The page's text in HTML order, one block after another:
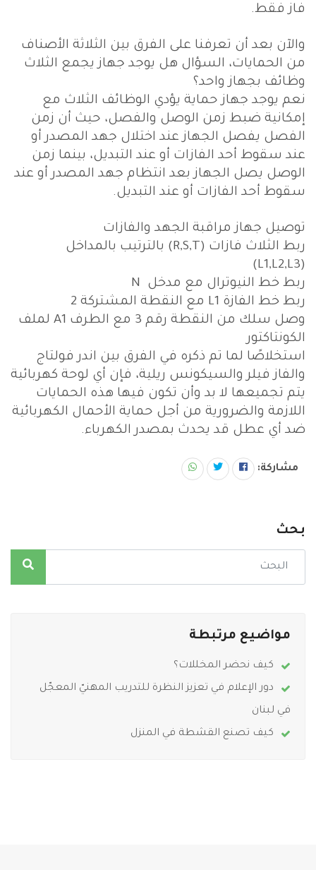
فاز فقط.
والآن بعد أن تعرفنا على الفرق بين الثلاثة الأصناف
من الحمايات، السؤال هل يوجد جهاز يجمع الثلاث
وظائف بجهاز واحد؟
نعم يوجد جهاز حماية يؤدي الوظائف الثلاث مع
إمكانية ضبط زمن الوصل والفصل، حيث أن زمن
الفصل يفصل الجهاز عند اختلال جهد المصدر أو
عند سقوط أحد الفازات أو عند التبديل، بينما زمن
الوصل يصل الجهاز بعد انتظام جهد المصدر أو عند
سقوط أحد الفازات أو عند التبديل.
توصيل جهاز مراقبة الجهد والفازات
ربط الثلاث فازات (R,S,T) بالترتيب بالمداخل
(L1,L2,L3)
ربط خط النيوترال مع مدخل N
ربط خط الفازة L1 مع النقطة المشتركة 2
وصل سلك من النقطة رقم 3 مع الطرف A1 لملف
الكونتاكتور
استخلاصًا لما تم ذكره في الفرق بين اندر فولتاج
والفاز فيلر والسيكونس ريلية، فإن أي لوحة كهربائية
يتم تجميعها لا بد وأن تكون فيها هذه الحمايات
اللازمة والضرورية من أجل حماية الأحمال الكهربائية
ضد أي عطل قد يحدث بمصدر الكهرباء.
مشاركة:
بحث
مواضيع مرتبطة
كيف نحضر المخللات؟
دور الإعلام في تعزيز النظرة للتدريب المهنيّ المعجّل
في لبنان
كيف تصنع القشطة في المنزل